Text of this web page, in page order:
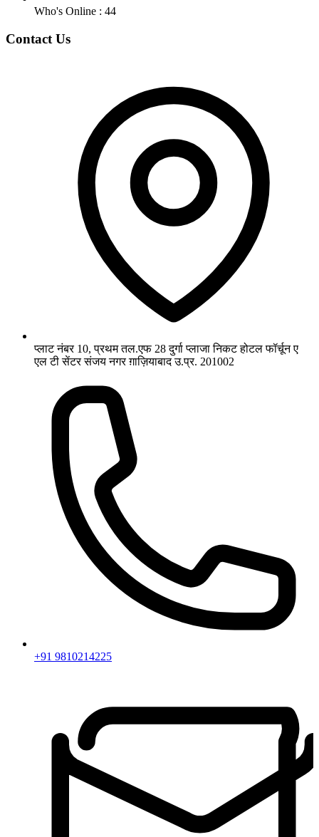
Who's Online : 44
Contact Us
प्लाट नंबर 10, प्रथम तल.एफ 28 दुर्गा प्लाजा निकट होटल फॉर्चून ए
एल टी सेंटर संजय नगर ग़ाज़ियाबाद उ.प्र. 201002
+91 9810214225